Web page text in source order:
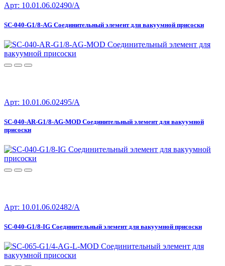
Арт: 10.01.06.02490/A
SC-040-G1/8-AG Соединительный элемент для вакуумной присоски
Арт: 10.01.06.02495/A
SC-040-AR-G1/8-AG-MOD Соединительный элемент для вакуумной
присоски
Арт: 10.01.06.02482/A
SC-040-G1/8-IG Соединительный элемент для вакуумной присоски